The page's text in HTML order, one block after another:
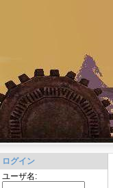
ログイン
ユーザ名: